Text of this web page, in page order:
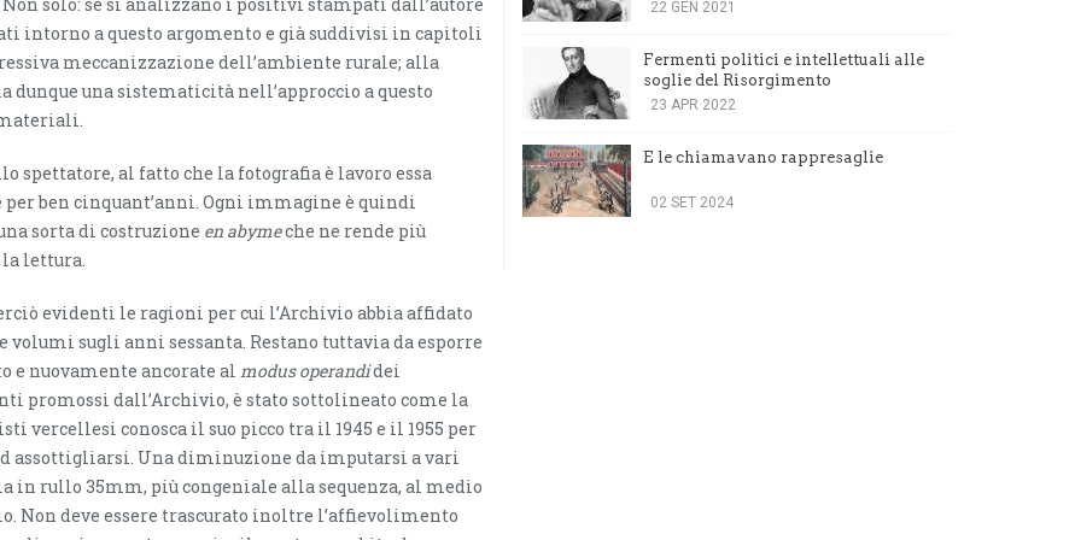
intorno a questo argomento e già suddivisi in capitoli
meccanizzazione dell’ambiente rurale; alla
una sistematicità nell’approccio a questo
spettatore, al fatto che la fotografia è lavoro essa
per ben cinquant’anni. Ogni immagine è quindi
sorta di costruzione en abymeche ne rende più
la lettura.
evidenti le ragioni per cui l’Archivio abbia affidato
volumi sugli anni sessanta. Restano tuttavia da esporre
e nuovamente ancorate al modus operandidei
promossi dall’Archivio, è stato sottolineato come la
conosca il suo picco tra il 1945 e il 1955 per
assottigliarsi. Una diminuzione da imputarsi a vari
rullo 35mm, più congeniale alla sequenza, al medio
Non deve essere trascurato inoltre l’affievolimento
22 GEN 2021
Fermenti politici e intellettuali alle
soglie del Risorgimento
23 APR 2022
E le chiamavano rappresaglie
02 SET 2024